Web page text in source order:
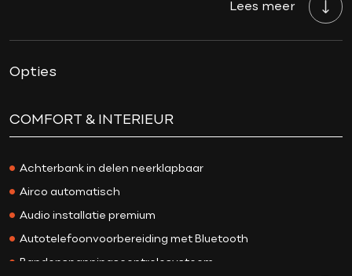
Bouwjaar
Prijs
Interieurkleur Zwart
Acceleratie 0-100
Bekleding
BTW/Marge BTW
Lees meer
Opties
COMFORT & INTERIEUR
Achterbank in delen neerklapbaar
Airco automatisch
Audio installatie premium
Autotelefoonvoorbereiding met Bluetooth
Bandenspanningscontrolesysteem